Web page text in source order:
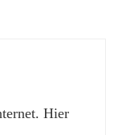
Hier